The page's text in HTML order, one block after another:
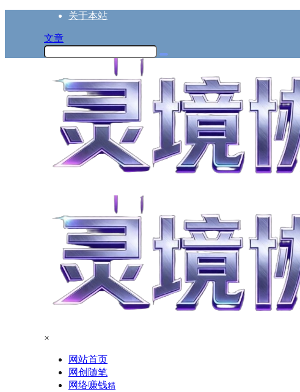
关于本站
文章
×
网站首页
网创随笔
网络赚钱精